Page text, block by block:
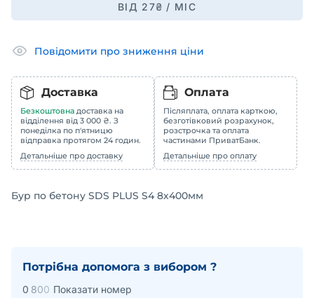
ВІД 27₴ / МІС
Повідомити про зниження ціни
Доставка
Безкоштовна доставка на
відділення від 3 000 ₴. З
понеділка по п'ятницю
відправка протягом 24 годин.
Детальніше про доставку
Оплата
Післяплата, оплата карткою,
безготівковий розрахунок,
розстрочка та оплата
частинами ПриватБанк.
Детальніше про оплату
Бур по бетону SDS PLUS S4 8x400мм
Потрібна допомога з вибором ?
0 800 Показати номер